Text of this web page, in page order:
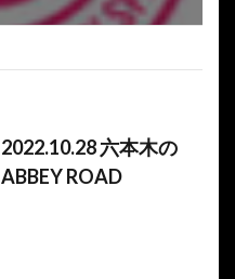
2022.10.28 六本木の
ABBEY ROAD